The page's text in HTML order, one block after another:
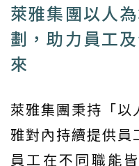
萊雅集團以人
劃，助力員工
來
萊雅集團秉持「以
雅對內持續提供員
員工在不同職能